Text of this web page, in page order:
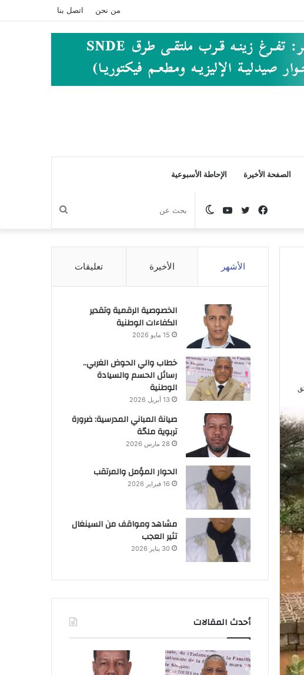
من نحن اتصل بنا
الصفحة الأخيرة الإحاطة الأسبوعية
بحث
عن
الوضع
المظلم
يوتيوبتويتر
فيسبوك
الأشهر الأخيرة تعليقات
الخصوصية الرقمية وتقدير
الكفاءات الوطنية
15 مايو 2026
خطاب والي الحوض الغربي..
رسائل الحسم والسيادة
الوطنية
13 أبريل 2026
صيانة المباني المدرسية: ضرورة
تربوية ملحّة
28 مارس 2026
الحوار المؤمل والمرتقب
16 فبراير 2026
مشاهد ومواقف من السينغال
تثير العجب
30 يناير 2026
أحدث المقالات